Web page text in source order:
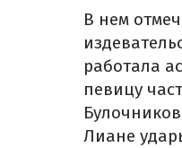
В нем
работала
певицу
Лиане